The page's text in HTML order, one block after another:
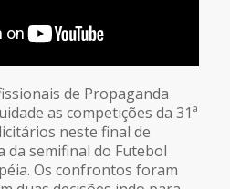
de Propaganda
as competições da 31ª
neste final de
da semifinal do Futebol
Os confrontos foram